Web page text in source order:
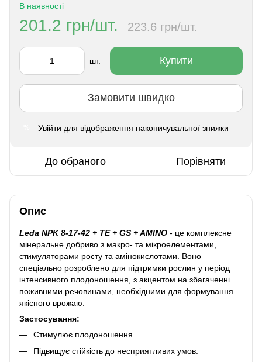
В наявності
201.2 грн/шт. 223.6 грн/шт.
шт. Купити
Замовити швидко
Увійти для відображення накопичувальної знижки
До обраного Порівняти
Опис
Leda NPK 8-17-42 + TE + GS + AMINO - це комплексне
мінеральне добриво з макро- та мікроелементами,
стимуляторами росту та амінокислотами. Воно
спеціально розроблено для підтримки рослин у період
інтенсивного плодоношення, з акцентом на збагаченні
поживними речовинами, необхідними для формування
якісного врожаю.
Застосування:
Стимулює плодоношення.
Підвищує стійкість до несприятливих умов.